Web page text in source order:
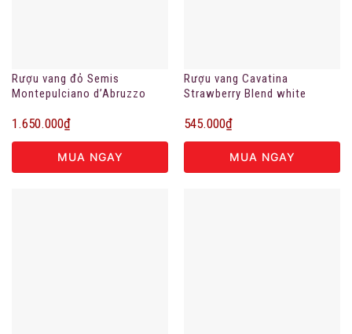
Rượu vang đỏ Semis
Montepulciano d’Abruzzo
1.650.000₫
MUA NGAY
Rượu vang Cavatina
Strawberry Blend white
545.000₫
MUA NGAY